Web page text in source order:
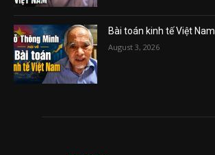
Bài toán kinh tế Việt Nam
August 3, 2026